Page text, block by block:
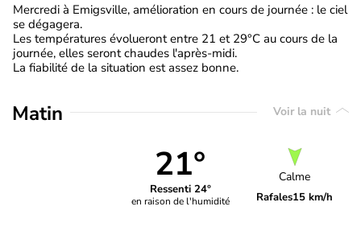
Mercredi à Emigsville, amélioration en cours de journée : le ciel
se dégagera.
Les températures évolueront entre 21 et 29°C au cours de la
journée, elles seront chaudes l'après-midi.
La fiabilité de la situation est assez bonne.
Matin Voir la nuit
21°
Ressenti 24°
en raison de l'humidité
Calme
Rafales15 km/h